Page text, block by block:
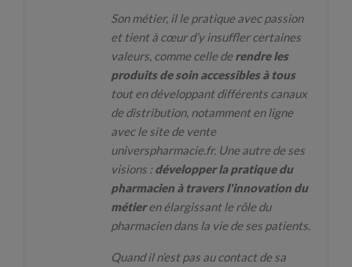
Son métier, il le pratique avec passion
et tient à cœur d’y insuffler certaines
valeurs, comme celle derendre les
produits de soin accessibles à tous
tout en développant différents canaux
de distribution, notamment en ligne
avec le site de vente
universpharmacie.fr. Une autre de ses
visions :développer la pratique du
pharmacien à travers l'innovation du
métieren élargissant le rôle du
pharmacien dans la vie de ses patients.
Quand il n’est pas au contact de sa